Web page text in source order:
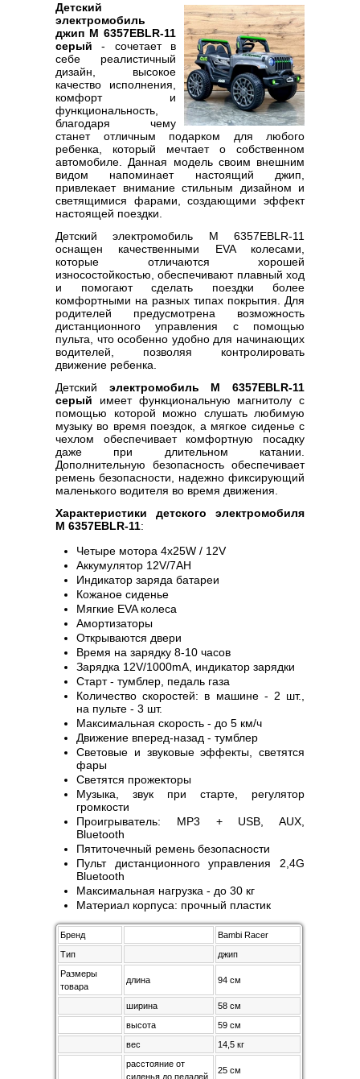
Детский
электромобиль
джип M 6357EBLR-11
серый - сочетает в
себе реалистичный
дизайн, высокое
качество исполнения,
комфорт и
функциональность,
благодаря чему
станет отличным подарком для любого
ребенка, который мечтает о собственном
автомобиле. Данная модель своим внешним
видом напоминает настоящий джип,
привлекает внимание стильным дизайном и
светящимися фарами, создающими эффект
настоящей поездки.
Детский электромобиль M 6357EBLR-11
оснащен качественными EVA колесами,
которые отличаются хорошей
износостойкостью, обеспечивают плавный ход
и помогают сделать поездки более
комфортными на разных типах покрытия. Для
родителей предусмотрена возможность
дистанционного управления с помощью
пульта, что особенно удобно для начинающих
водителей, позволяя контролировать
движение ребенка.
Детский электромобиль M 6357EBLR-11
серый имеет функциональную магнитолу с
помощью которой можно слушать любимую
музыку во время поездок, а мягкое сиденье с
чехлом обеспечивает комфортную посадку
даже при длительном катании.
Дополнительную безопасность обеспечивает
ремень безопасности, надежно фиксирующий
маленького водителя во время движения.
Характеристики детского электромобиля
M 6357EBLR-11:
Четыре мотора 4х25W / 12V
Аккумулятор 12V/7AH
Индикатор заряда батареи
Кожаное сиденье
Мягкие EVA колеса
Амортизаторы
Открываются двери
Время на зарядку 8-10 часов
Зарядка 12V/1000mA, индикатор зарядки
Старт - тумблер, педаль газа
Количество скоростей: в машине - 2 шт.,
на пульте - 3 шт.
Максимальная скорость - до 5 км/ч
Движение вперед-назад - тумблер
Световые и звуковые эффекты, светятся
фары
Светятся прожекторы
Музыка, звук при старте, регулятор
громкости
Проигрыватель: MP3 + USB, AUX,
Bluetooth
Пятиточечный ремень безопасности
Пульт дистанционного управления 2,4G
Bluetooth
Максимальная нагрузка - до 30 кг
Материал корпуса: прочный пластик
Бренд
Bambi Racer
Тип
джип
Размеры
товара
длина 94 см
ширина
58 см
высота
59 см
вес
14,5 кг
расстояние от
сиденья до педалей
25 см